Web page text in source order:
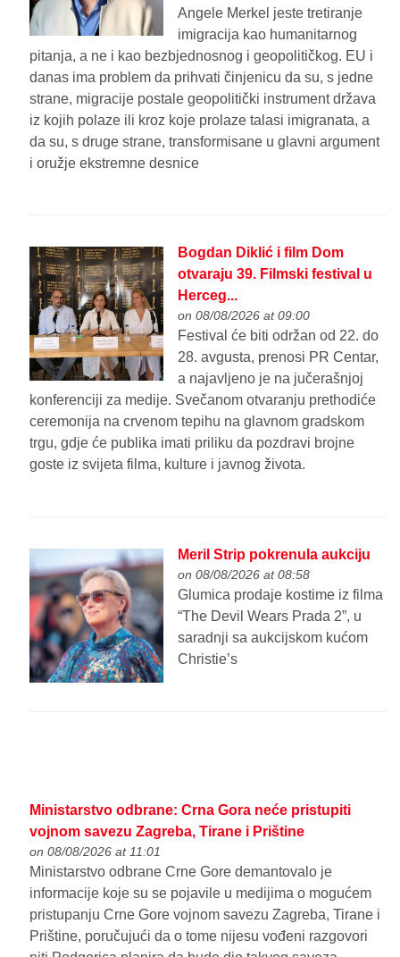
Angele Merkel jeste tretiranje
imigracija kao humanitarnog
pitanja, a ne i kao bezbjednosnog i geopolitičkog. EU i
danas ima problem da prihvati činjenicu da su, s jedne
strane, migracije postale geopolitički instrument država
iz kojih polaze ili kroz koje prolaze talasi imigranata, a
da su, s druge strane, transformisane u glavni argument
i oružje ekstremne desnice
Bogdan Diklić i film Dom
otvaraju 39. Filmski festival u
Herceg...
on 08/08/2026 at 09:00
Festival će biti održan od 22. do
28. avgusta, prenosi PR Centar,
a najavljeno je na jučerašnjoj
konferenciji za medije. Svečanom otvaranju prethodiće
ceremonija na crvenom tepihu na glavnom gradskom
trgu, gdje će publika imati priliku da pozdravi brojne
goste iz svijeta filma, kulture i javnog života.
Meril Strip pokrenula aukciju
on 08/08/2026 at 08:58
Glumica prodaje kostime iz filma
“The Devil Wears Prada 2”, u
saradnji sa aukcijskom kućom
Christie’s
Ministarstvo odbrane: Crna Gora neće pristupiti
vojnom savezu Zagreba, Tirane i Prištine
on 08/08/2026 at 11:01
Ministarstvo odbrane Crne Gore demantovalo je
informacije koje su se pojavile u medijima o mogućem
pristupanju Crne Gore vojnom savezu Zagreba, Tirane i
Prištine, poručujući da o tome nijesu vođeni razgovori